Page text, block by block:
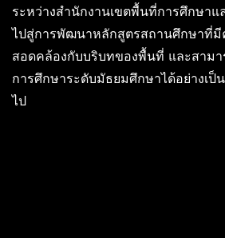
ระหว่างสำนักงานเขตพื้นที่การศึกษาแ
ไปสู่การพัฒนาหลักสูตรสถานศึกษาที่
สอดคล้องกับบริบทของพื้นที่ และสาม
การศึกษาระดับมัธยมศึกษาได้อย่างเป็
ไป